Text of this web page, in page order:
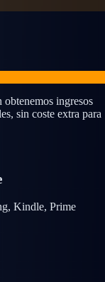
ingresos
sin coste extra para
Kindle, Prime